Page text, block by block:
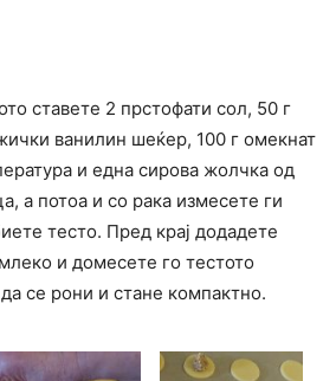
ставете 2 прстофати сол, 50 г
ванилин шеќер, 100 г омекнат
и една сирова жолчка од
а потоа и со рака измесете ги
тесто. Пред крај додадете
и домесете го тестото
се рони и стане компактно.